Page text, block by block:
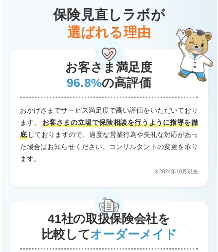
保険見直しラボが
選ばれる理由
お客さま満足度
96.8%の高評価
おかげさまでサービス満足度で高い評価をいただいており
ます。
お客さまの立場で保険相談を行うように指導を徹
底しておりますので、過度な営業行為や失礼な対応があっ
た場合はお知らせください。コンサルタントの変更を承り
ます。
※2024年10月現在
41社の取扱保険会社を
比較してオーダーメイド